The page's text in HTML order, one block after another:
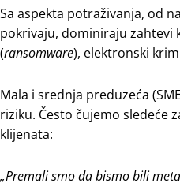
Sa aspekta potraživanja, od
pokrivaju, dominiraju zahtevi
(ransomware), elektronski
Mala i srednja preduzeća
riziku. Često čujemo sledeće
klijenata:
„Premali smo da bismo bili